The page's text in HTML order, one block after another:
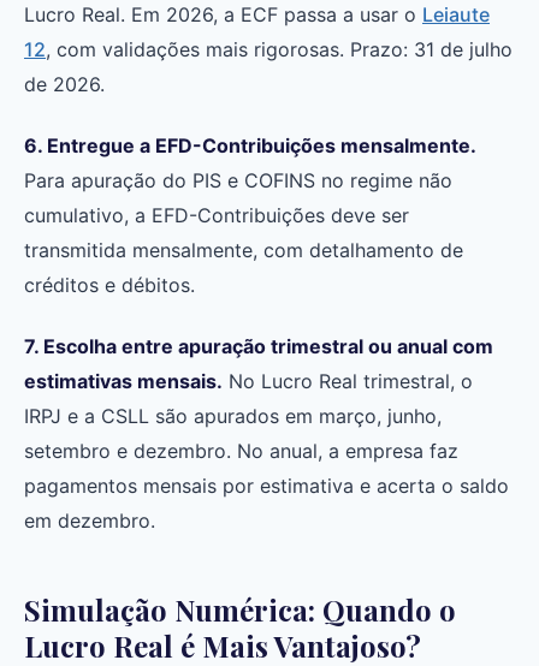
Lucro Real. Em 2026, a ECF passa a usar o Leiaute
12, com validações mais rigorosas. Prazo: 31 de julho
de 2026.
6. Entregue a EFD-Contribuições mensalmente.
Para apuração do PIS e COFINS no regime não
cumulativo, a EFD-Contribuições deve ser
transmitida mensalmente, com detalhamento de
créditos e débitos.
7. Escolha entre apuração trimestral ou anual com
estimativas mensais. No Lucro Real trimestral, o
IRPJ e a CSLL são apurados em março, junho,
setembro e dezembro. No anual, a empresa faz
pagamentos mensais por estimativa e acerta o saldo
em dezembro.
Simulação Numérica: Quando o
Lucro Real é Mais Vantajoso?